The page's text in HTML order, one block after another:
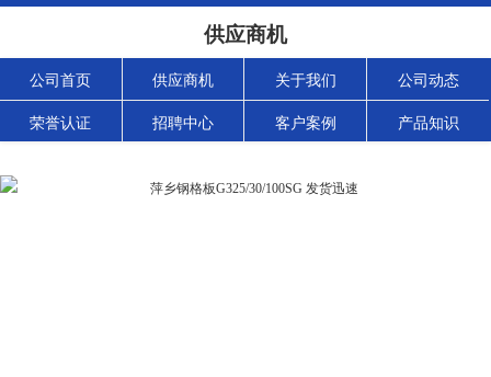
供应商机
公司首页 供应商机 关于我们 公司动态
荣誉认证 招聘中心 客户案例 产品知识